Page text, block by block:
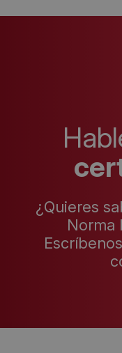
¿Quieres
Norma